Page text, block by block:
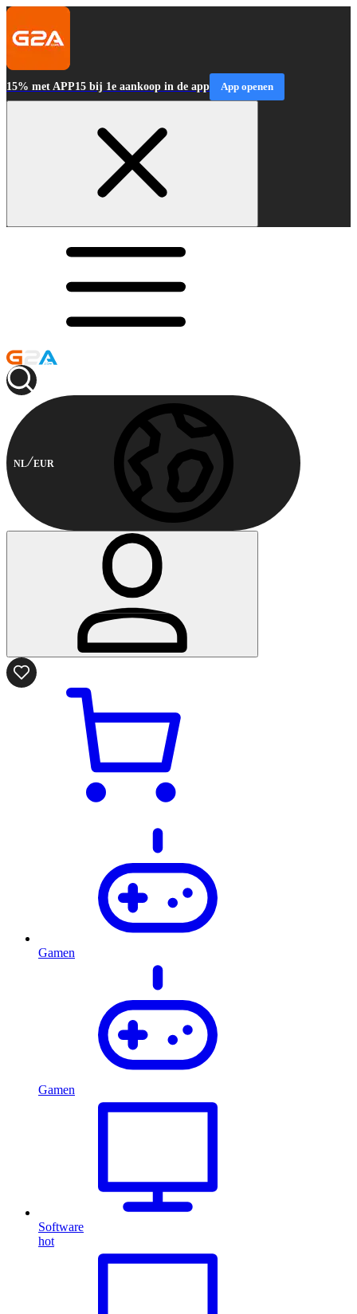
15% met APP15 bij 1e aankoop in de app App openen
NL EUR
Gamen
Gamen
Software
hot